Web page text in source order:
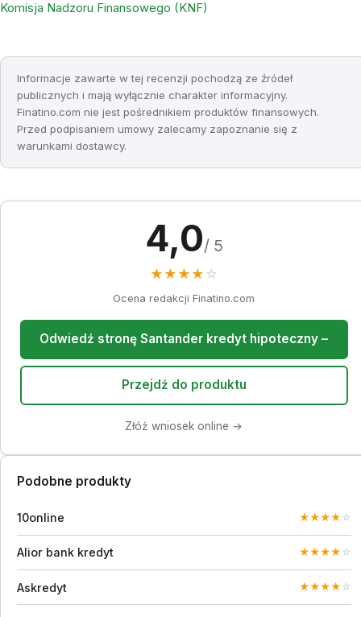
Komisja Nadzoru Finansowego (KNF)
Informacje zawarte w tej recenzji pochodzą ze źródeł
publicznych i mają wyłącznie charakter informacyjny.
Finatino.com nie jest pośrednikiem produktów finansowych.
Przed podpisaniem umowy zalecamy zapoznanie się z
warunkami dostawcy.
4,0/ 5
★ ★ ★ ★ ☆
Ocena redakcji Finatino.com
Odwiedź stronę Santander kredyt hipoteczny –
Przejdź do produktu
Złóż wniosek online →
Podobne produkty
10online ★★★★ ☆
Alior bank kredyt ★★★★ ☆
Askredyt ★★★★ ☆